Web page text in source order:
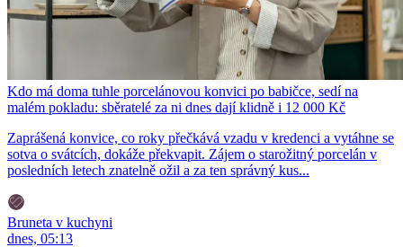
Kdo má doma tuhle porcelánovou konvici po babičce, sedí na
malém pokladu: sběratelé za ni dnes dají klidně i 12 000 Kč
Zaprášená konvice, co roky přečkává vzadu v kredenci a vytáhne se
sotva o svátcích, dokáže překvapit. Zájem o starožitný porcelán v
posledních letech znatelně ožil a za ten správný kus...
Bruneta v kuchyni
dnes, 05:13